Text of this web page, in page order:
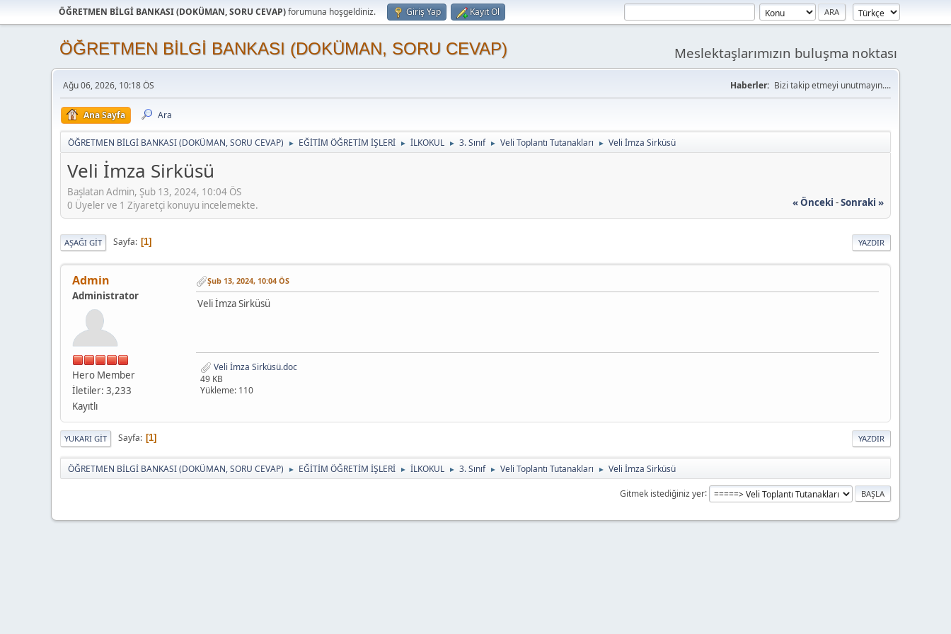
ÖĞRETMEN BİLGİ BANKASI (DOKÜMAN, SORU CEVAP)forumuna hoşgeldiniz. Giriş Yap Kayıt Ol
ÖĞRETMEN BİLGİ BANKASI (DOKÜMAN, SORU CEVAP) Meslektaşlarımızın buluşma noktası
Ağu 06, 2026, 10:18 ÖS Haberler: Bizi takip etmeyi unutmayın....
Ana Sayfa Ara
ÖĞRETMEN BİLGİ BANKASI (DOKÜMAN, SORU CEVAP) ► EĞİTİM ÖĞRETİM İŞLERİ ► İLKOKUL ► 3. Sınıf ► Veli Toplantı Tutanakları ► Veli İmza Sirküsü
Veli İmza Sirküsü
Başlatan Admin, Şub 13, 2024, 10:04 ÖS
« Önceki -Sonraki »
0 Üyeler ve 1 Ziyaretçi konuyu incelemekte.
YAZDIR
AŞAĞI GIT Sayfa 1
Admin
Administrator
Hero Member
İletiler: 3,233
Kayıtlı
Şub 13, 2024, 10:04 ÖS
Veli İmza Sirküsü
Veli İmza Sirküsü.doc
49 KB
Yükleme: 110
YAZDIR
YUKARI GIT Sayfa 1
ÖĞRETMEN BİLGİ BANKASI (DOKÜMAN, SORU CEVAP) ► EĞİTİM ÖĞRETİM İŞLERİ ► İLKOKUL ► 3. Sınıf ► Veli Toplantı Tutanakları ► Veli İmza Sirküsü
Gitmek istediğiniz yer